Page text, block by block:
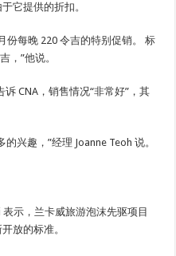
它提供的折扣。
份每晚 220 令吉的特别促销。 标
，”他说。
CNA，销售情况“非常好”，其
兴趣，”经理 Joanne Teoh 说。
示，兰卡威旅游泡沫先驱项目
放的标准。